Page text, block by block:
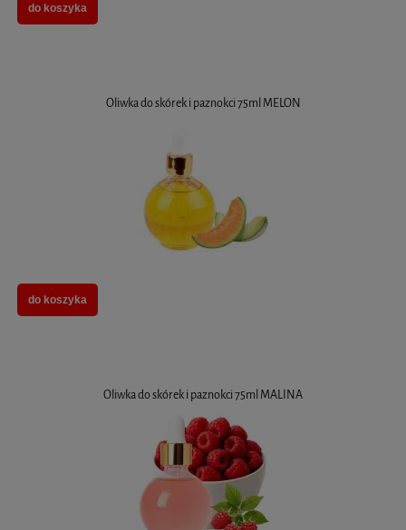
do koszyka
Oliwka do skórek i paznokci 75ml MELON
do koszyka
Oliwka do skórek i paznokci 75ml MALINA